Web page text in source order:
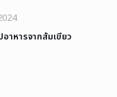
าหารจากส้มเขียว